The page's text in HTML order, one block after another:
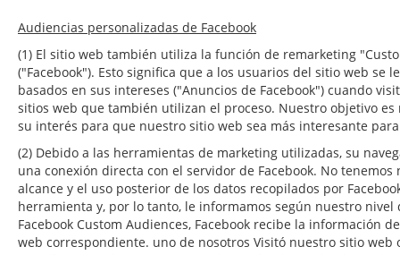
Audiencias personalizadas de Facebook
(1) El sitio web también utiliza la función de remarketing
("Facebook"). Esto significa que a los usuarios del sitio web se
basados en sus intereses ("Anuncios de Facebook") cuando
sitios web que también utilizan el proceso. Nuestro objetivo
su interés para que nuestro sitio web sea más interesante
(2) Debido a las herramientas de marketing utilizadas, su
una conexión directa con el servidor de Facebook. No
alcance y el uso posterior de los datos recopilados por
herramienta y, por lo tanto, le informamos según nuestro
Facebook Custom Audiences, Facebook recibe la información
web correspondiente. uno de nosotros Visitó nuestro sitio